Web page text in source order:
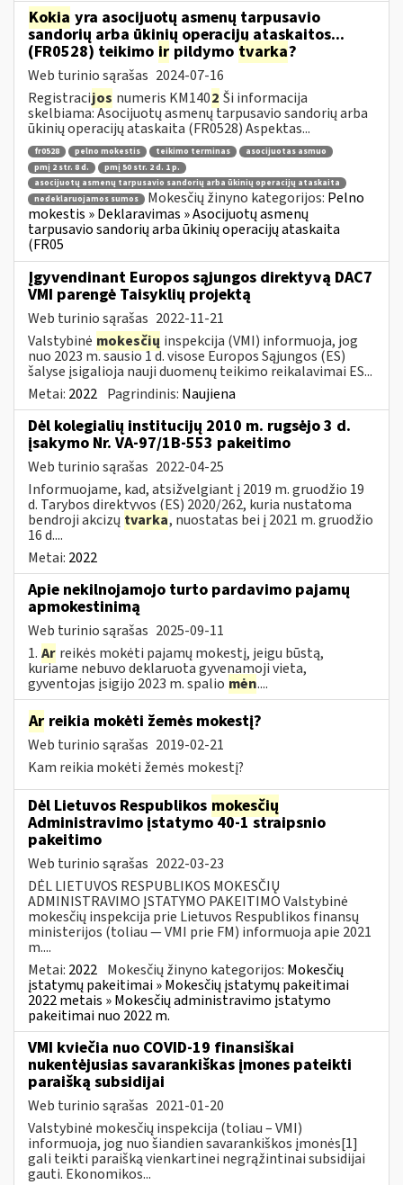
Kokia yra asocijuotų asmenų tarpusavio
sandorių arba ūkinių operacijų ataskaitos...
(FR0528) teikimo ir pildymo tvarka?
Web turinio sąrašas 2024-07-16
Registracijos numeris KM1402 Ši informacija
skelbiama: Asocijuotų asmenų tarpusavio sandorių arba
ūkinių operacijų ataskaita (FR0528) Aspektas...
fr0528 pelno mokestis teikimo terminas
asocijuotas asmuo
pmį 2 str. 8 d.
pmį 50 str. 2 d. 1 p.
asocijuotų asmenų tarpusavio sandorių arba ūkinių operacijų ataskaita
nedeklaruojamos sumos
Mokesčių žinyno kategorijos: Pelno
mokestis » Deklaravimas » Asocijuotų asmenų
tarpusavio sandorių arba ūkinių operacijų ataskaita
(FR05
Įgyvendinant Europos sąjungos direktyvą DAC7
VMI parengė Taisyklių projektą
Web turinio sąrašas 2022-11-21
Valstybinė mokesčių inspekcija (VMI) informuoja, jog
nuo 2023 m. sausio 1 d. visose Europos Sąjungos (ES)
šalyse įsigalioja nauji duomenų teikimo reikalavimai ES...
Metai: 2022 Pagrindinis: Naujiena
Dėl kolegialių institucijų 2010 m. rugsėjo 3 d.
įsakymo Nr. VA-97/1B-553 pakeitimo
Web turinio sąrašas 2022-04-25
Informuojame, kad, atsižvelgiant į 2019 m. gruodžio 19
d. Tarybos direktyvos (ES) 2020/262, kuria nustatoma
bendroji akcizų tvarka, nuostatas bei į 2021 m. gruodžio
16 d....
Metai: 2022
Apie nekilnojamojo turto pardavimo pajamų
apmokestinimą
Web turinio sąrašas 2025-09-11
1. Ar reikės mokėti pajamų mokestį, jeigu būstą,
kuriame nebuvo deklaruota gyvenamoji vieta,
gyventojas įsigijo 2023 m. spalio mėn....
Ar reikia mokėti žemės mokestį?
Web turinio sąrašas 2019-02-21
Kam reikia mokėti žemės mokestį?
Dėl Lietuvos Respublikos mokesčių
Administravimo įstatymo 40-1 straipsnio
pakeitimo
Web turinio sąrašas 2022-03-23
DĖL LIETUVOS RESPUBLIKOS MOKESČIŲ
ADMINISTRAVIMO ĮSTATYMO PAKEITIMO Valstybinė
mokesčių inspekcija prie Lietuvos Respublikos finansų
ministerijos (toliau — VMI prie FM) informuoja apie 2021
m....
Metai: 2022 Mokesčių žinyno kategorijos: Mokesčių
įstatymų pakeitimai » Mokesčių įstatymų pakeitimai
2022 metais » Mokesčių administravimo įstatymo
pakeitimai nuo 2022 m.
VMI kviečia nuo COVID-19 finansiškai
nukentėjusias savarankiškas įmones pateikti
paraišką subsidijai
Web turinio sąrašas 2021-01-20
Valstybinė mokesčių inspekcija (toliau – VMI)
informuoja, jog nuo šiandien savarankiškos įmonės[1]
gali teikti paraišką vienkartinei negrąžintinai subsidijai
gauti. Ekonomikos...